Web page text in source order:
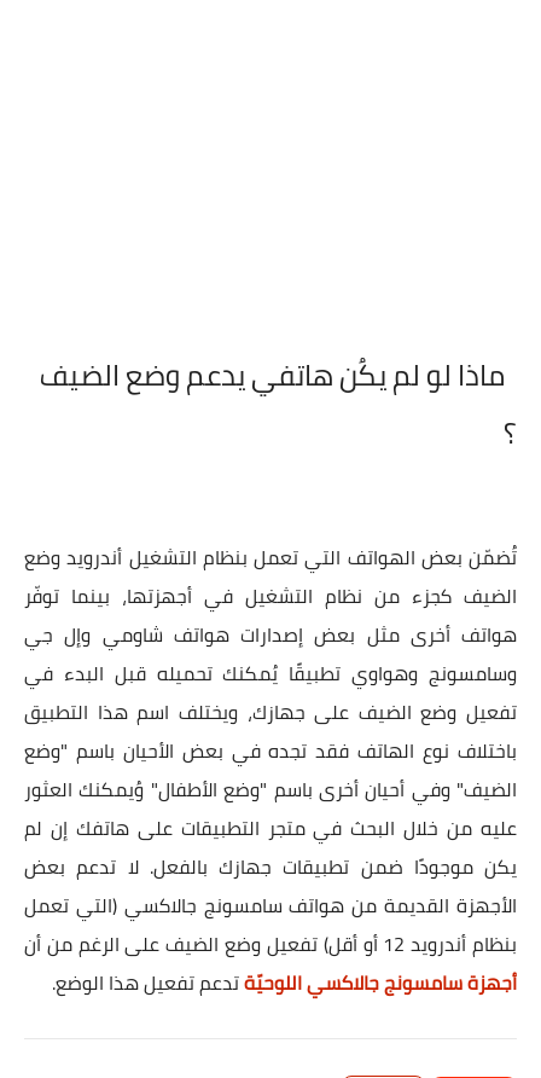
ماذا لو لم يكُن هاتفي يدعم وضع الضيف
؟
تُضمّن بعض الهواتف التي تعمل بنظام التشغيل أندرويد وضع
الضيف كجزء من نظام التشغيل في أجهزتها، بينما توفّر
هواتف أخرى مثل بعض إصدارات هواتف شاومي وإل جي
وسامسونج وهواوي تطبيقًا يُمكنك تحميله قبل البدء في
تفعيل وضع الضيف على جهازك، ويختلف اسم هذا التطبيق
باختلاف نوع الهاتف فقد تجده في بعض الأحيان باسم "وضع
الضيف" وفي أحيان أخرى باسم "وضع الأطفال" وُيمكنك العثور
عليه من خلال البحث في متجر التطبيقات على هاتفك إن لم
يكن موجودًا ضمن تطبيقات جهازك بالفعل. لا تدعم بعض
الأجهزة القديمة من هواتف سامسونج جالاكسي (التي تعمل
بنظام أندرويد 12 أو أقل) تفعيل وضع الضيف على الرغم من أن
أجهزة سامسونج جالاكسي اللوحيّةتدعم تفعيل هذا الوضع.